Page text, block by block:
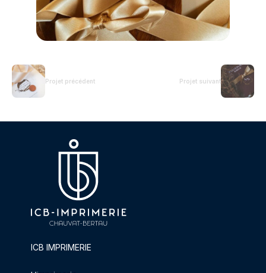
Projet précédent Projet suivant
ICB IMPRIMERIE